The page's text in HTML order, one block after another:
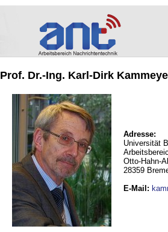
Prof. Dr.-Ing. Karl-Dirk
Adresse:
Universität
Otto-Hahn-
28359
E-Mail :